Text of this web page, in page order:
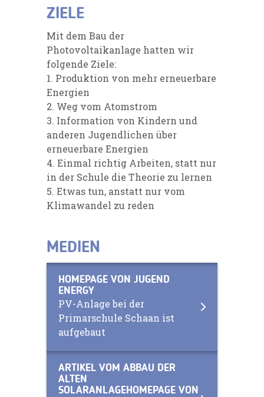
ZIELE
Mit dem Bau der
Photovoltaikanlage hatten wir
folgende Ziele:
1. Produktion von mehr erneuerbare
Energien
2. Weg vom Atomstrom
3. Information von Kindern und
anderen Jugendlichen über
erneuerbare Energien
4. Einmal richtig Arbeiten, statt nur
in der Schule die Theorie zu lernen
5. Etwas tun, anstatt nur vom
Klimawandel zu reden
MEDIEN
HOMEPAGE VON JUGEND
ENERGY
PV-Anlage bei der
Primarschule Schaan ist
aufgebaut
ARTIKEL VOM ABBAU DER
ALTEN
SOLARANLAGEHOMEPAGE VON